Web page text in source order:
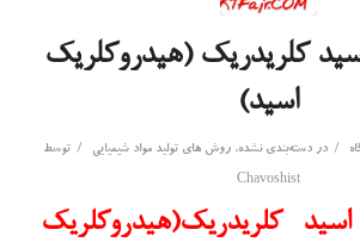
کلریدریک (هیدروکلریک
اسید)
/ در دسته‌بندی نشده, روش های تولید مواد شیمیایی / توسط
Chavoshist
کلریدریک(هیدروکلریک